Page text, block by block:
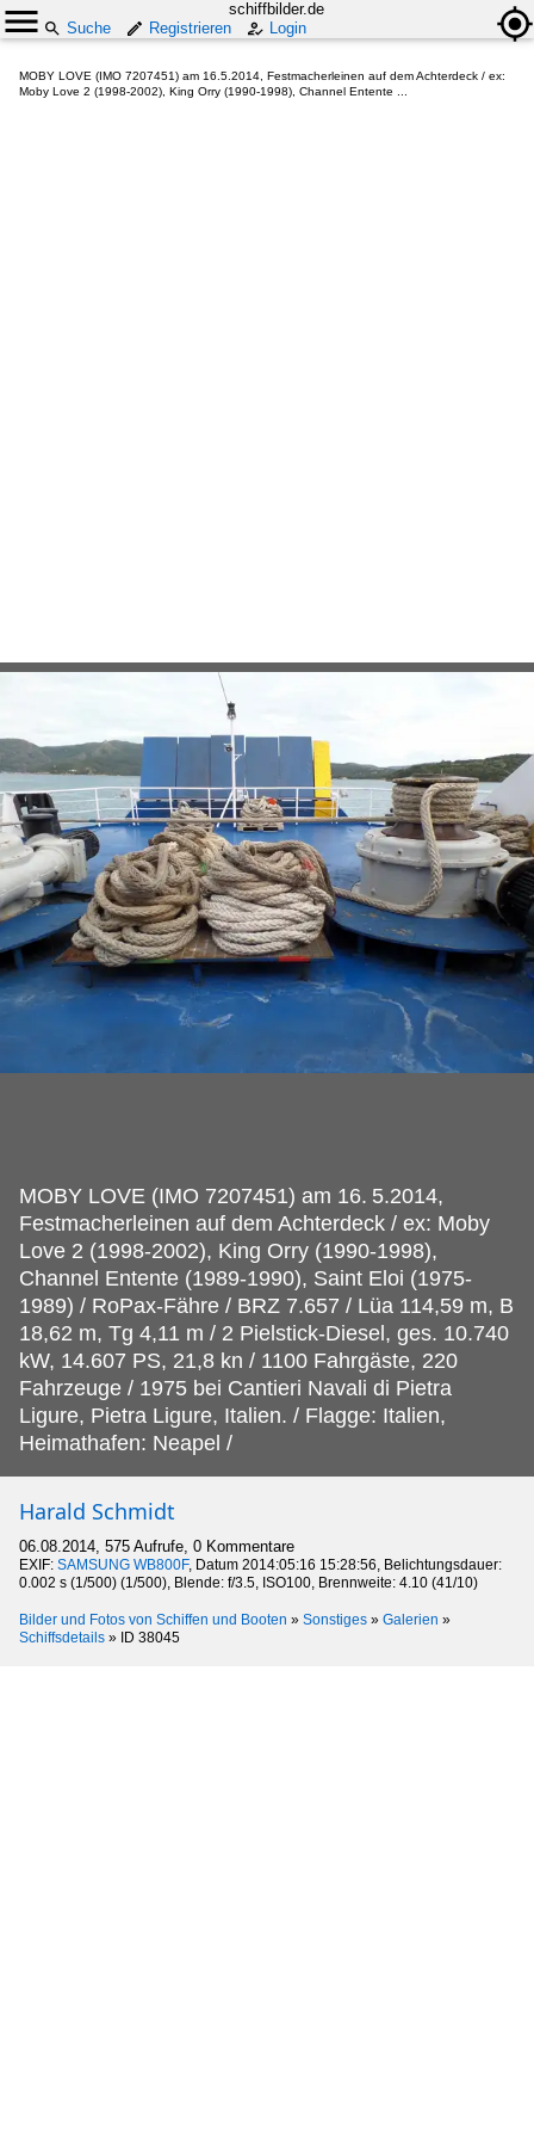
schiffbilder.de
Suche
Registrieren Login
MOBY LOVE (IMO 7207451) am 16.5.2014, Festmacherleinen auf dem Achterdeck / ex:
Moby Love 2 (1998-2002), King Orry (1990-1998), Channel Entente ...
MOBY LOVE (IMO 7207451) am 16. 5.2014,
Festmacherleinen auf dem Achterdeck / ex: Moby
Love 2 (1998-2002), King Orry (1990-1998),
Channel Entente (1989-1990), Saint Eloi (1975-
1989) / RoPax-Fähre / BRZ 7.657 / Lüa 114,59 m, B
18,62 m, Tg 4,11 m / 2 Pielstick-Diesel, ges. 10.740
kW, 14.607 PS, 21,8 kn / 1100 Fahrgäste, 220
Fahrzeuge / 1975 bei Cantieri Navali di Pietra
Ligure, Pietra Ligure, Italien. / Flagge: Italien,
Heimathafen: Neapel /
Harald Schmidt
06.08.2014, 575 Aufrufe, 0 Kommentare
EXIF: SAMSUNG WB800F, Datum 2014:05:16 15:28:56, Belichtungsdauer:
0.002 s (1/500) (1/500), Blende: f/3.5, ISO100, Brennweite: 4.10 (41/10)
Bilder und Fotos von Schiffen und Booten » Sonstiges » Galerien »
Schiffsdetails » ID 38045